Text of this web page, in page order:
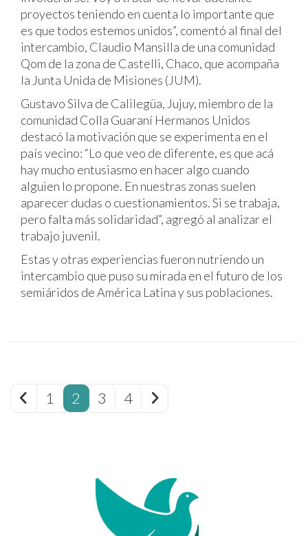
proyectos teniendo en cuenta lo importante que
es que todos estemos unidos”, comentó al final del
intercambio, Claudio Mansilla de una comunidad
Qom de la zona de Castelli, Chaco, que acompaña
la Junta Unida de Misiones (JUM).
Gustavo Silva de Calilegüa, Jujuy, miembro de la
comunidad Colla Guaraní Hermanos Unidos
destacó la motivación que se experimenta en el
país vecino: “Lo que veo de diferente, es que acá
hay mucho entusiasmo en hacer algo cuando
alguien lo propone. En nuestras zonas suelen
aparecer dudas o cuestionamientos. Si se trabaja,
pero falta más solidaridad”, agregó al analizar el
trabajo juvenil.
Estas y otras experiencias fueron nutriendo un
intercambio que puso su mirada en el futuro de los
semiáridos de América Latina y sus poblaciones.
1 2 3 4